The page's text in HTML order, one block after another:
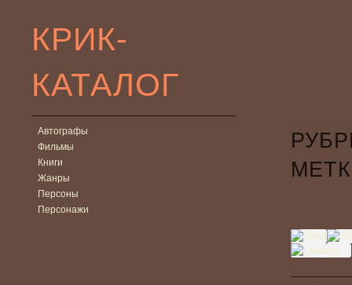
КРИК-
КАТАЛОГ
Автографы
Фильмы
Книги
Жанры
Персоны
Персонажи